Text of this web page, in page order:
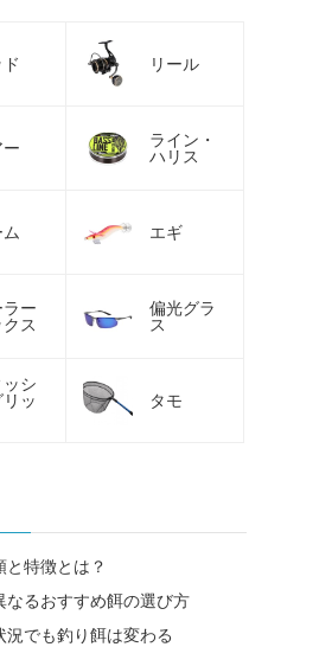
リール
ー
ライン・
ハリス
エギ
ラー
ス
偏光グラ
ス
ッシ
リッ
タモ
と特徴とは？
なるおすすめ餌の選び方
況でも釣り餌は変わる